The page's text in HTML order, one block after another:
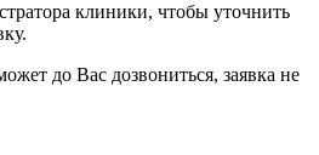
клиники, чтобы уточнить
до Вас дозвониться, заявка не